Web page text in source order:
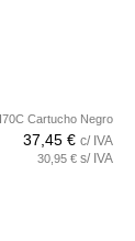
Cartucho Negro
37,45 € c/ IVA
30,95 € s/ IVA